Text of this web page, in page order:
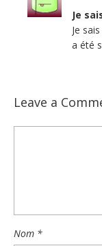
Je
Je
a été
Leave a
Nom *